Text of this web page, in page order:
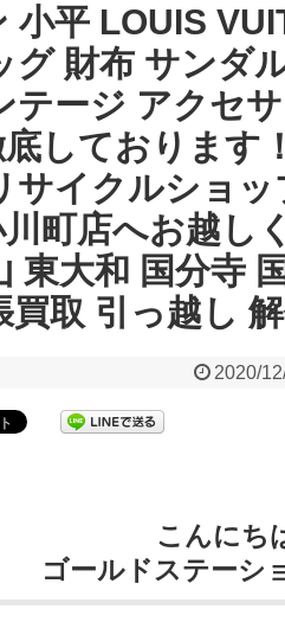
小平 LOUIS
グ 財布 サンダ
テージ アクセ
底しております
サイクルショ
町店へお越し
東大和 国分寺
買取 引っ越し
2020/
こんにち
ゴールドステーシ